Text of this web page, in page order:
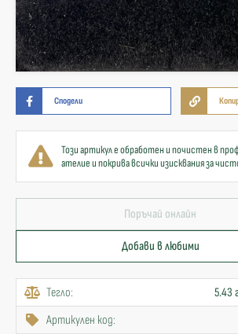
Сподели
Този артикул е обработен и почистен в
ателие и покрива всички изисквания за
Поръчай онлайн
Добави в любими
Тегло:
5.43
Артикулен код: